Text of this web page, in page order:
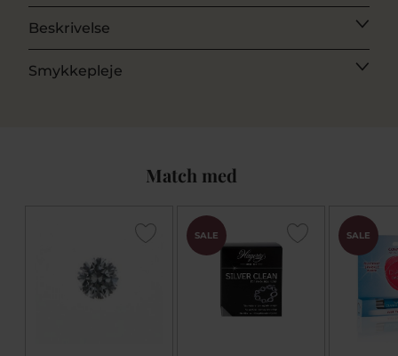
Beskrivelse
Smykkepleje
Match med
SALE SALE